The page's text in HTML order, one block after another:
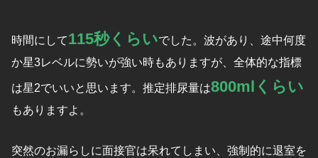
時間にして115秒くらいでした。波があり、途中何度
か星3レベルに勢いが強い時もありますが、全体的な指標
は星2でいいと思います。推定排尿量は800mlくらい
もありますよ。
突然のお漏らしに面接官は呆れてしまい、強制的に退室を